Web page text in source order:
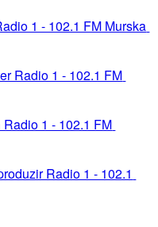
1 - 102.1 FM Murska
Radio 1 - 102.1 FM
Radio 1 - 102.1 FM
Radio 1 - 102.1